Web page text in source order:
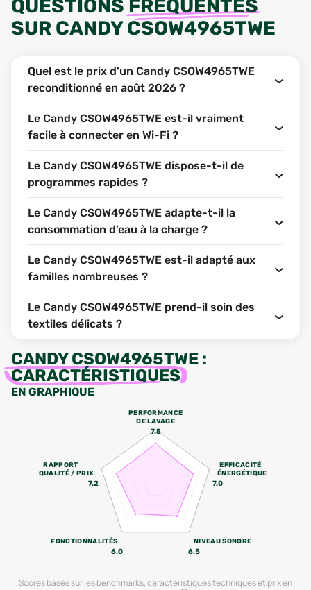
QUESTIONS FRÉQUENTES
SUR CANDY CSOW4965TWE
Quel est le prix d'un Candy CSOW4965TWE
reconditionné en août 2026 ?
Le Candy CSOW4965TWE est-il vraiment
facile à connecter en Wi-Fi ?
Le Candy CSOW4965TWE dispose-t-il de
programmes rapides ?
Le Candy CSOW4965TWE adapte-t-il la
consommation d’eau à la charge ?
Le Candy CSOW4965TWE est-il adapté aux
familles nombreuses ?
Le Candy CSOW4965TWE prend-il soin des
textiles délicats ?
CANDY CSOW4965TWE :
CARACTÉRISTIQUES
EN GRAPHIQUE
PERFORMANCE
DE LAVAGE
7.5
EFFICACITÉ
ÉNERGÉTIQUE
7.0
NIVEAU SONORE
6.5
FONCTIONNALITÉS
6.0
RAPPORT
QUALITÉ / PRIX
7.2
Scores basés sur les benchmarks, caractéristiques techniques et prix en